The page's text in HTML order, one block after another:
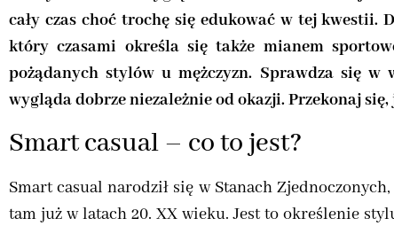
cały czas choć trochę się edukować w tej
który czasami określa się także mianem
pożądanych stylów u mężczyzn. Sprawdza się
wygląda dobrze niezależnie od okazji. Przekonaj
Smart casual – co to jest?
Smart casual narodził się w Stanach
tam już w latach 20. XX wieku. Jest to określenie